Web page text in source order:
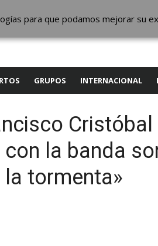
QUIENES SOMOS
GRUPOS INTERNACIONAL
Cristóbal
la banda
tormenta»
para que podamos mejorar su